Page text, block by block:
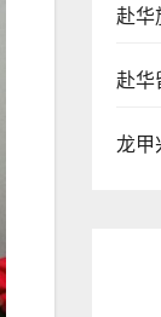
赴华
赴华
龙甲